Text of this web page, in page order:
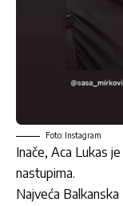
Foto: Instagram
Inače, Aca Lukas
nastupima.
Najveća